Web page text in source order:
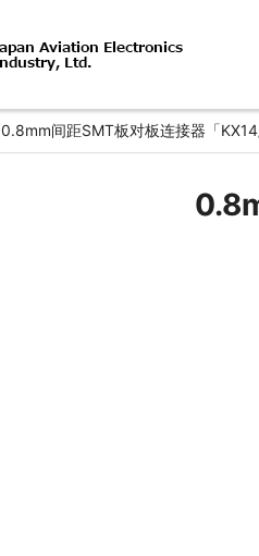
0.8mm间距SMT板对板连接器「